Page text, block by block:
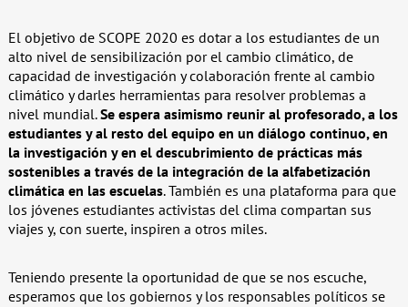
El objetivo de SCOPE 2020 es dotar a los estudiantes de un
alto nivel de sensibilización por el cambio climático, de
capacidad de investigación y colaboración frente al cambio
climático y darles herramientas para resolver problemas a
nivel mundial.Se espera asimismo reunir al profesorado, a los
estudiantes y al resto del equipo en un diálogo continuo, en
la investigación y en el descubrimiento de prácticas más
sostenibles a través de la integración de la alfabetización
climática en las escuelas. También es una plataforma para que
los jóvenes estudiantes activistas del clima compartan sus
viajes y, con suerte, inspiren a otros miles.
Teniendo presente la oportunidad de que se nos escuche,
esperamos que los gobiernos y los responsables políticos se